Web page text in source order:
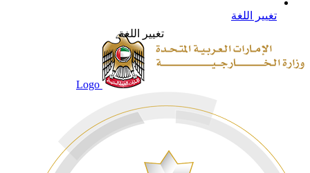
تغيير اللغة
تغيير اللغة
Logo